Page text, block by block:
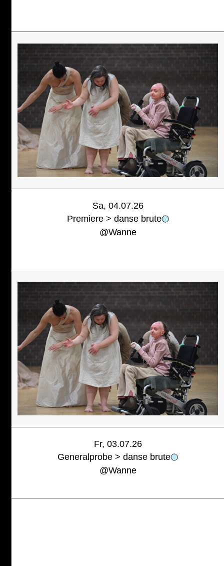
Sa, 04.07.26
Premiere > danse brute
@Wanne
Fr, 03.07.26
Generalprobe > danse brute
@Wanne